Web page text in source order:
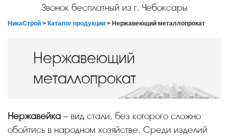
Звонок бесплатный из г. Чебоксары
НикаСтрой > Каталог продукции > Нержавеющий металлопрокат
Нержавеющий
металлопрокат
Нержавейка – вид стали, без которого сложно
обойтись в народном хозяйстве. Среди изделий